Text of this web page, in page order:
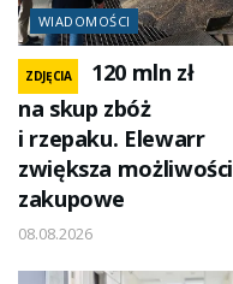
WIADOMOŚCI
ZDJĘCIA
120 mln zł
na skup zbóż
i rzepaku. Elewarr
zwiększa możliwości
zakupowe
08.08.2026